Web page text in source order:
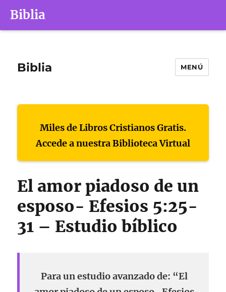
Biblia
Biblia MENÚ
Miles de Libros Cristianos Gratis.
Accede a nuestra Biblioteca Virtual
El amor piadoso de un
esposo- Efesios 5:25-
31 – Estudio bíblico
Para un estudio avanzado de: “El